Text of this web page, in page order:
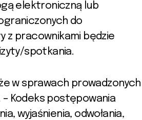
elektroniczną lub
do
z pracownikami będzie
spotkania.
– Kodeks postępowania
wyjaśnienia, odwołania,